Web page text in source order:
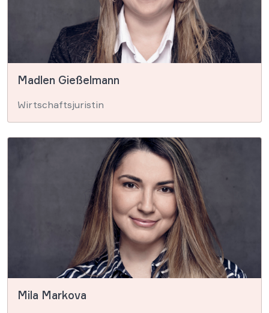
Madlen Gießelmann
Wirtschaftsjuristin
Mila Markova